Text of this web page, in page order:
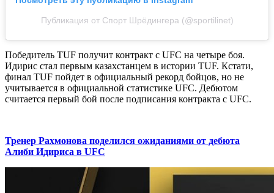
Публикация от Спорт Шрёдингера (@sportilinet)
Победитель TUF получит контракт с UFC на четыре боя.
Идирис стал первым казахстанцем в истории TUF. Кстати,
финал TUF пойдет в официальный рекорд бойцов, но не
учитывается в официальной статистике UFC. Дебютом
считается первый бой после подписания контракта с UFC.
Тренер Рахмонова поделился ожиданиями от дебюта
Алиби Идириса в UFC